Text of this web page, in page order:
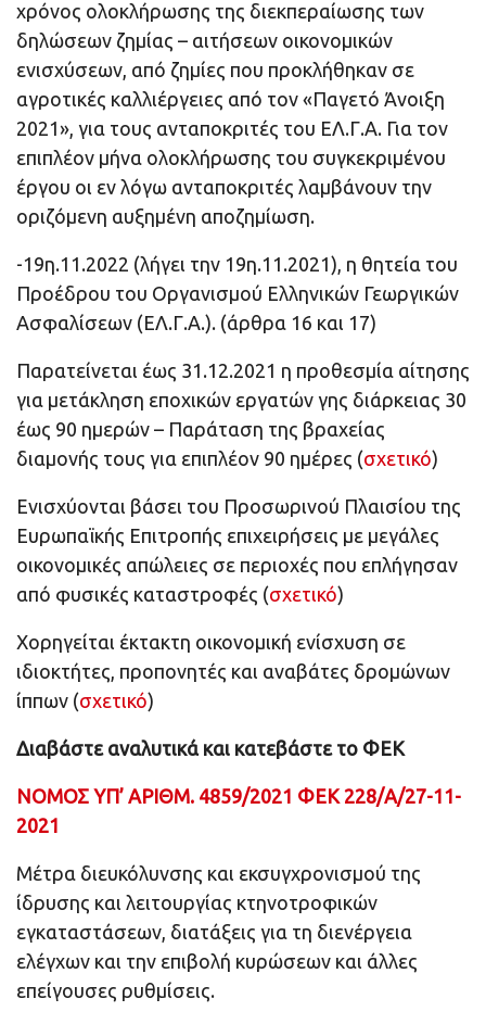
χρόνος ολοκλήρωσης της διεκπεραίωσης των
δηλώσεων ζημίας – αιτήσεων οικονομικών
ενισχύσεων, από ζημίες που προκλήθηκαν σε
αγροτικές καλλιέργειες από τον «Παγετό Άνοιξη
2021», για τους ανταποκριτές του ΕΛ.Γ.Α. Για τον
επιπλέον μήνα ολοκλήρωσης του συγκεκριμένου
έργου οι εν λόγω ανταποκριτές λαμβάνουν την
οριζόμενη αυξημένη αποζημίωση.
-19η.11.2022 (λήγει την 19η.11.2021), η θητεία του
Προέδρου του Οργανισμού Ελληνικών Γεωργικών
Ασφαλίσεων (ΕΛ.Γ.Α.). (άρθρα 16 και 17)
Παρατείνεται έως 31.12.2021 η προθεσμία αίτησης
για μετάκληση εποχικών εργατών γης διάρκειας 30
έως 90 ημερών – Παράταση της βραχείας
διαμονής τους για επιπλέον 90 ημέρες (σχετικό)
Ενισχύονται βάσει του Προσωρινού Πλαισίου της
Ευρωπαϊκής Επιτροπής επιχειρήσεις με μεγάλες
οικονομικές απώλειες σε περιοχές που επλήγησαν
από φυσικές καταστροφές (σχετικό)
Χορηγείται έκτακτη οικονομική ενίσχυση σε
ιδιοκτήτες, προπονητές και αναβάτες δρομώνων
ίππων (σχετικό)
Διαβάστε αναλυτικά και κατεβάστε το ΦΕΚ
ΝΟΜΟΣ ΥΠ’ ΑΡΙΘΜ. 4859/2021 ΦΕΚ 228/Α/27-11-
2021
Μέτρα διευκόλυνσης και εκσυγχρονισμού της
ίδρυσης και λειτουργίας κτηνοτροφικών
εγκαταστάσεων, διατάξεις για τη διενέργεια
ελέγχων και την επιβολή κυρώσεων και άλλες
επείγουσες ρυθμίσεις.